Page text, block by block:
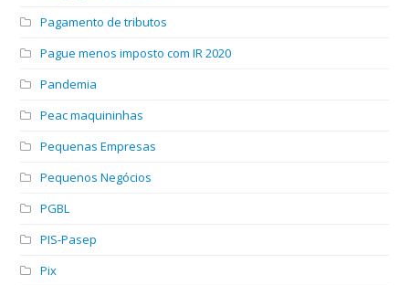
Pagamento de tributos
Pague menos imposto com IR 2020
Pandemia
Peac maquininhas
Pequenas Empresas
Pequenos Negócios
PGBL
PIS-Pasep
Pix